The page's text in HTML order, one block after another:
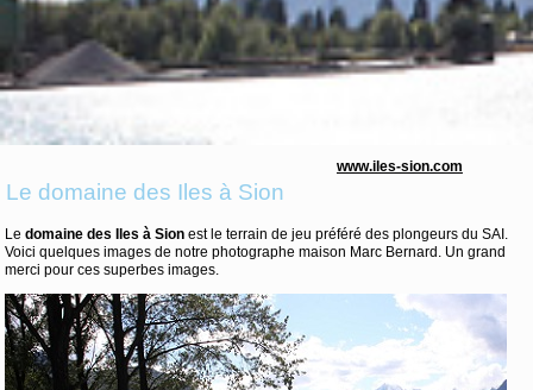
Le domaine des Iles à Sion
www.iles-sion.com
Le domaine des Iles à Sionest le terrain de jeu préféré des plongeurs du SAI.
Voici quelques images de notre photographe maison Marc Bernard. Un grand
merci pour ces superbes images.